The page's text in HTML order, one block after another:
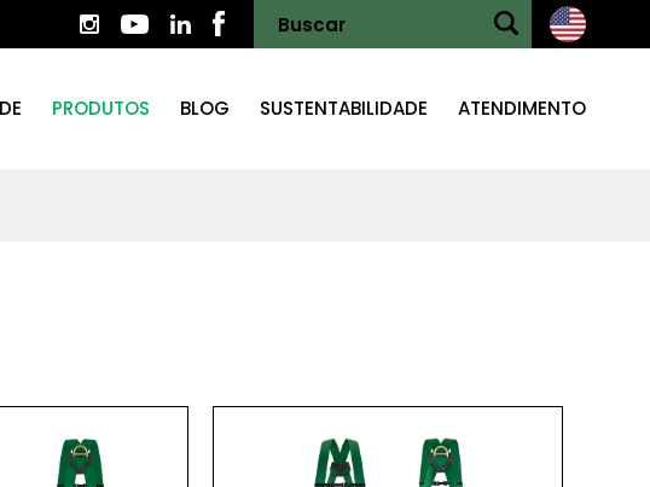
PRODUTOS BLOG SUSTENTABILIDADE ATENDIMENTO